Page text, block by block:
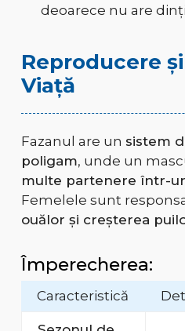
deoarece nu are
Reproducere
Viață
Fazanul are un sistem
poligam, unde un
multe partenere într-
Femelele sunt
ouălor și creșterea
Împerecherea:
Caracteristică